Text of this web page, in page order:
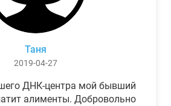
Таня
2019-04-27
ДНК-центра мой бывший
алименты. Добровольно